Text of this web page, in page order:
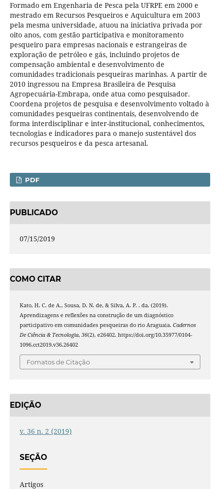
Formado em Engenharia de Pesca pela UFRPE em 2000 e
mestrado em Recursos Pesqueiros e Aquicultura em 2003
pela mesma universidade, atuou na iniciativa privada por
oito anos, com gestão participativa e monitoramento
pesqueiro para empresas nacionais e estrangeiras de
exploração de petróleo e gás, incluindo projetos de
compensação ambiental e desenvolvimento de
comunidades tradicionais pesqueiras marinhas. A partir de
2010 ingressou na Empresa Brasileira de Pesquisa
Agropecuária-Embrapa, onde atua como pesquisador.
Coordena projetos de pesquisa e desenvolvimento voltado à
comunidades pesqueiras continentais, desenvolvendo de
forma interdisciplinar e inter-institucional, conhecimentos,
tecnologias e indicadores para o manejo sustentável dos
recursos pesqueiros e da pesca artesanal.
PDF
PUBLICADO
07/15/2019
COMO CITAR
Kato, H. C. de A., Sousa, D. N. de, & Silva, A. P. . da. (2019).
Aprendizagens e reflexões na construção de um diagnóstico
participativo em comunidades pesqueiras do rio Araguaia. Cadernos
De Ciência & Tecnologia, 36(2), e26402. https://doi.org/10.35977/0104-
1096.cct2019.v36.26402
Fomatos de Citação
EDIÇÃO
v. 36 n. 2 (2019)
SEÇÃO
Artigos